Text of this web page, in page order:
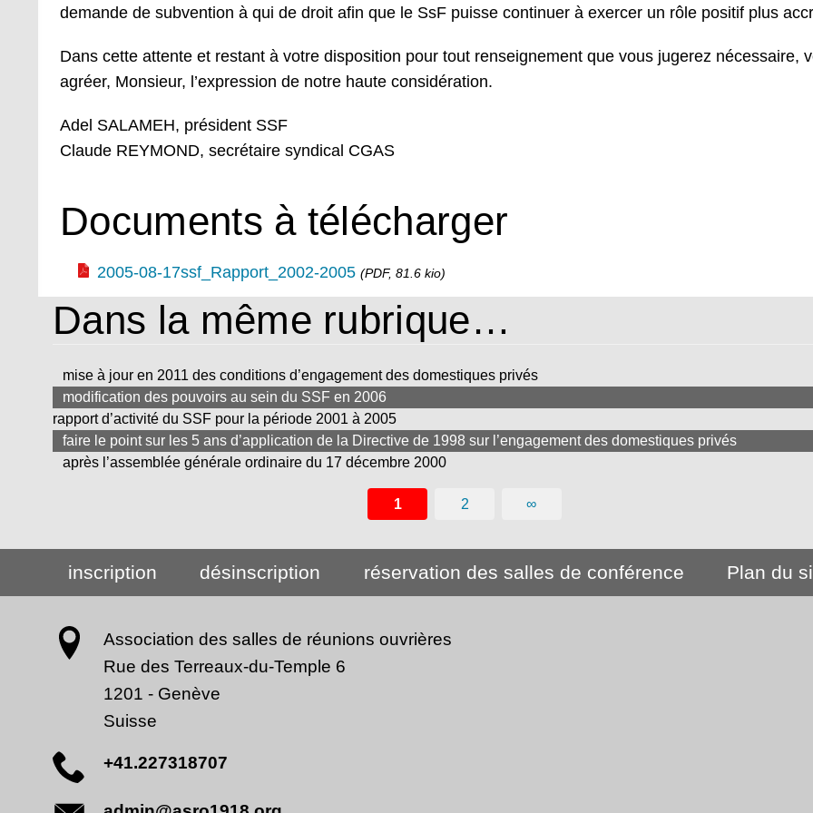
demande de subvention à qui de droit afin que le SsF puisse continuer à exercer un rôle positif plus
Dans cette attente et restant à votre disposition pour tout renseignement que vous jugerez nécessaire,
agréer, Monsieur, l’expression de notre haute considération.
Adel SALAMEH, président SSF
Claude REYMOND, secrétaire syndical CGAS
Documents à télécharger
2005-08-17ssf_Rapport_2002-2005 (PDF, 81.6 kio)
Dans la même rubrique…
mise à jour en 2011 des conditions d’engagement des domestiques privés
modification des pouvoirs au sein du SSF en 2006
rapport d’activité du SSF pour la période 2001 à 2005
faire le point sur les 5 ans d’application de la Directive de 1998 sur l’engagement des domestiques privés
après l’assemblée générale ordinaire du 17 décembre 2000
1 2 ∞
inscription désinscription réservation des salles de conférence Plan du
Association des salles de réunions ouvrières
Rue des Terreaux-du-Temple 6
1201 - Genève
Suisse
+41.227318707